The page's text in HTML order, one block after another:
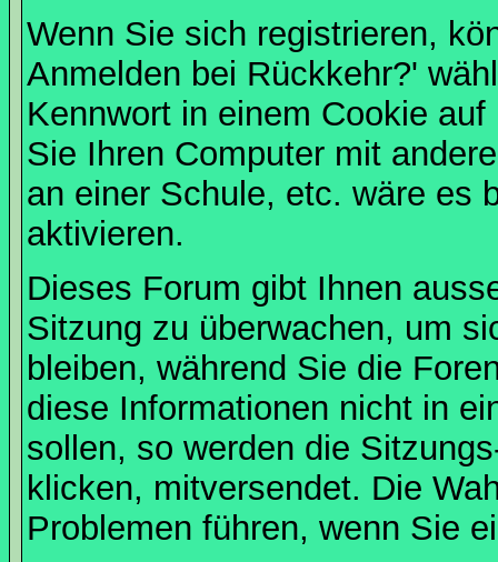
Wenn Sie sich registrieren,
Anmelden bei Rückkehr?'
Kennwort in einem Cookie
Sie Ihren Computer mit
an einer Schule, etc. wäre es
aktivieren.
Dieses Forum gibt Ihnen
Sitzung zu überwachen, um
bleiben, während Sie die
diese Informationen nicht in
sollen, so werden die
klicken, mitversendet. Die
Problemen führen, wenn Sie